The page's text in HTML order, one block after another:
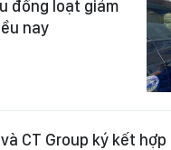
đồng loạt giảm
nay
CT Group ký kết hợp